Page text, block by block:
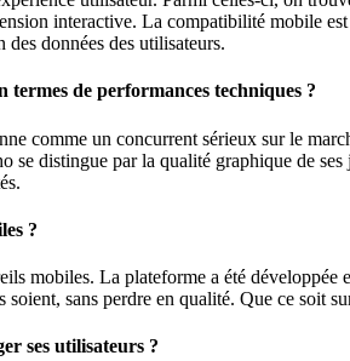
interactive. La compatibilité mobile
données des utilisateurs.
termes de performances techniques ?
comme un concurrent sérieux sur le
se distingue par la qualité graphique de
?
mobiles. La plateforme a été
sans perdre en qualité. Que ce soit
ses utilisateurs ?